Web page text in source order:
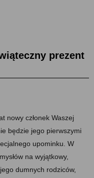
prezent
nowy członek Waszej
będzie jego pierwszymi
upominku. W
na wyjątkowy,
dumnych rodziców,